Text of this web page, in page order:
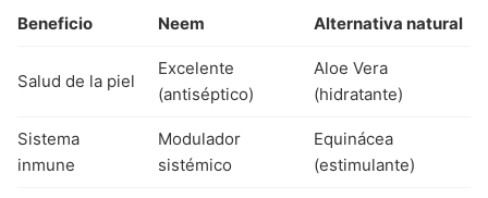
Beneficio Neem Alternativa natural
Salud de la piel
Excelente
(antiséptico)
Aloe Vera
(hidratante)
Sistema
inmune
Modulador
sistémico
Equinácea
(estimulante)